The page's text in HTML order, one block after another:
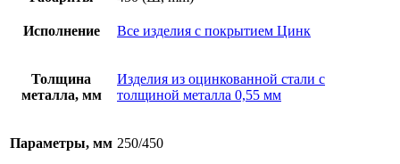
Исполнение Все изделия с покрытием Цинк
Толщина
металла, мм
Изделия из оцинкованной стали с
толщиной металла 0,55 мм
Параметры, мм 250/450